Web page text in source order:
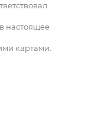
настоящее
картами.